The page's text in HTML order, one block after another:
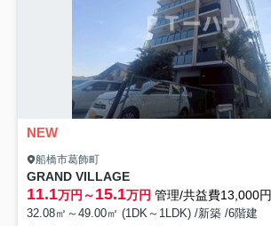
NEW
船橋市葛飾町
GRAND VILLAGE
11.1万円～15.1万円 管理/共益費13,000円
32.08㎡～49.00㎡ (1DK～1LDK) /新築 /6階建